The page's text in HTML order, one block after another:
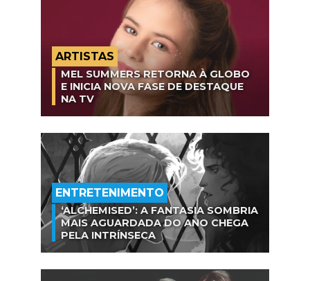
ARTISTAS
MEL SUMMERS RETORNA À GLOBO
E INICIA NOVA FASE DE DESTAQUE
NA TV
ENTRETENIMENTO
‘ALCHEMISED’: A FANTASIA SOMBRIA
MAIS AGUARDADA DO ANO CHEGA
PELA INTRÍNSECA